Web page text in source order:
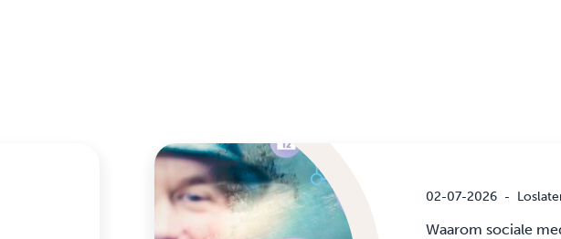
02-07-2026 -
Waarom sociale